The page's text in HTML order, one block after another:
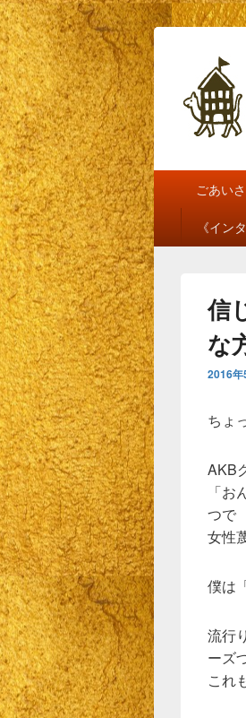
私
メ
イ
ン
メ
ニ
ュ
ー
ごあい
《イン
信
な
2016年
ちょ
AKB
「
つで
女性
僕は
流行
ーズ
これ